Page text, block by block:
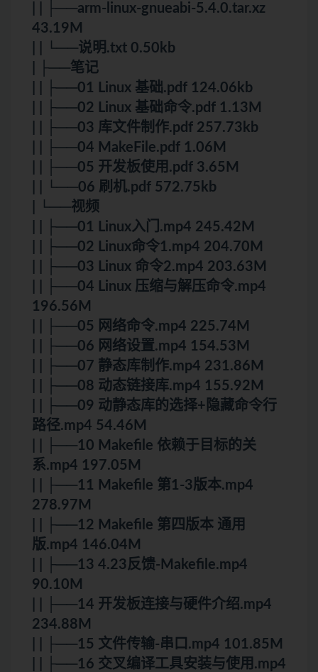
| | ├──arm-linux-gnueabi-5.4.0.tar.xz
43.19M
| | └──说明.txt 0.50kb
| ├──笔记
| | ├──01 Linux 基础.pdf 124.06kb
| | ├──02 Linux 基础命令.pdf 1.13M
| | ├──03 库文件制作.pdf 257.73kb
| | ├──04 MakeFile.pdf 1.06M
| | ├──05 开发板使用.pdf 3.65M
| | └──06 刷机.pdf 572.75kb
| └──视频
| | ├──01 Linux入门.mp4 245.42M
| | ├──02 Linux命令1.mp4 204.70M
| | ├──03 Linux 命令2.mp4 203.63M
| | ├──04 Linux 压缩与解压命令.mp4
196.56M
| | ├──05 网络命令.mp4 225.74M
| | ├──06 网络设置.mp4 154.53M
| | ├──07 静态库制作.mp4 231.86M
| | ├──08 动态链接库.mp4 155.92M
| | ├──09 动静态库的选择+隐藏命令行
路径.mp4 54.46M
| | ├──10 Makefile 依赖于目标的关
系.mp4 197.05M
| | ├──11 Makefile 第1-3版本.mp4
278.97M
| | ├──12 Makefile 第四版本 通用
版.mp4 146.04M
| | ├──13 4.23反馈-Makefile.mp4
90.10M
| | ├──14 开发板连接与硬件介绍.mp4
234.88M
| | ├──15 文件传输-串口.mp4 101.85M
| | ├──16 交叉编译工具安装与使用.mp4